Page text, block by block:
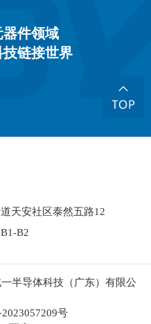
件领域
链接世界
天安社区泰然五路12
B2
半导体科技（广东）有限公
号